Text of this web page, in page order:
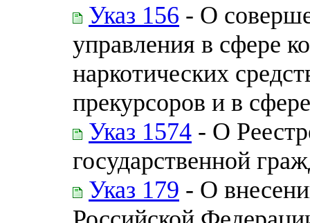
Указ 156 - О
управления в сфере
наркотических
прекурсоров и в
Указ 1574 - О
государственной
Указ 179 - О